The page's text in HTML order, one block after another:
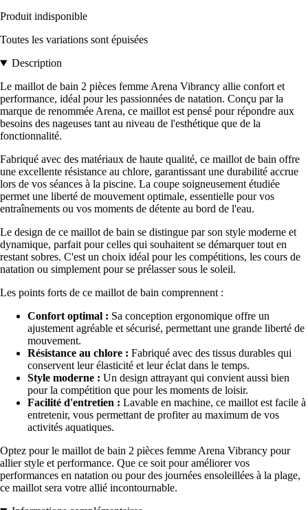
Produit indisponible
Toutes les variations sont épuisées
Description
Le maillot de bain 2 pièces femme Arena Vibrancy allie confort et
performance, idéal pour les passionnées de natation. Conçu par la
marque de renommée Arena, ce maillot est pensé pour répondre aux
besoins des nageuses tant au niveau de l'esthétique que de la
fonctionnalité.
Fabriqué avec des matériaux de haute qualité, ce maillot de bain offre
une excellente résistance au chlore, garantissant une durabilité accrue
lors de vos séances à la piscine. La coupe soigneusement étudiée
permet une liberté de mouvement optimale, essentielle pour vos
entraînements ou vos moments de détente au bord de l'eau.
Le design de ce maillot de bain se distingue par son style moderne et
dynamique, parfait pour celles qui souhaitent se démarquer tout en
restant sobres. C'est un choix idéal pour les compétitions, les cours de
natation ou simplement pour se prélasser sous le soleil.
Les points forts de ce maillot de bain comprennent :
Confort optimal : Sa conception ergonomique offre un
ajustement agréable et sécurisé, permettant une grande liberté de
mouvement.
Résistance au chlore : Fabriqué avec des tissus durables qui
conservent leur élasticité et leur éclat dans le temps.
Style moderne : Un design attrayant qui convient aussi bien
pour la compétition que pour les moments de loisir.
Facilité d'entretien : Lavable en machine, ce maillot est facile à
entretenir, vous permettant de profiter au maximum de vos
activités aquatiques.
Optez pour le maillot de bain 2 pièces femme Arena Vibrancy pour
allier style et performance. Que ce soit pour améliorer vos
performances en natation ou pour des journées ensoleillées à la plage,
ce maillot sera votre allié incontournable.